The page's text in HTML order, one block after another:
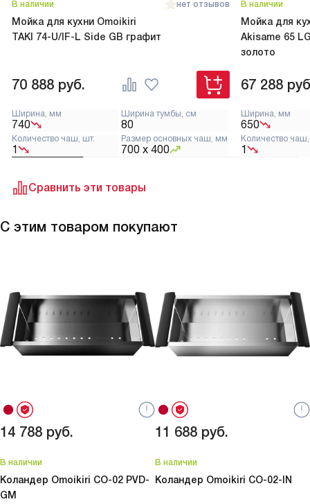
Сравнить эти товары
В наличии нет отзывов
Мойка для кухни Omoikiri
TAKI 74-U/IF-L Side GB графит
70 888 руб.
Ширина, мм
740
Ширина тумбы, см
80
Количество чаш, шт.
1
Размер основных чаш, мм
700 x 400
В наличии
Мойка для
Akisame 65
золото
67 288
Ширина, мм
650
Количество
1
С этим товаром покупают
14 788 руб.
В наличии
Коландер Omoikiri CO-02 PVD-
GM
11 688 руб.
В наличии
Коландер Omoikiri CO-02-IN